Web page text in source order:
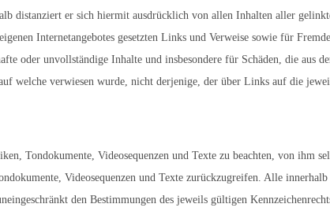
distanziert er sich hiermit ausdrücklich von allen Inhalten aller
Internetangebotes gesetzten Links und Verweise sowie für
oder unvollständige Inhalte und insbesondere für Schäden, die aus
welche verwiesen wurde, nicht derjenige, der über Links auf die
Tondokumente, Videosequenzen und Texte zu beachten, von ihm
Videosequenzen und Texte zurückzugreifen. Alle innerhalb
den Bestimmungen des jeweils gültigen